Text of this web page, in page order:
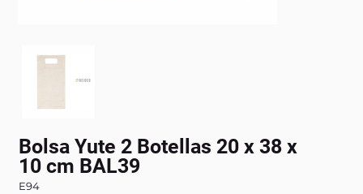
Bolsa Yute 2 Botellas 20 x 38 x
10 cm BAL39
E94